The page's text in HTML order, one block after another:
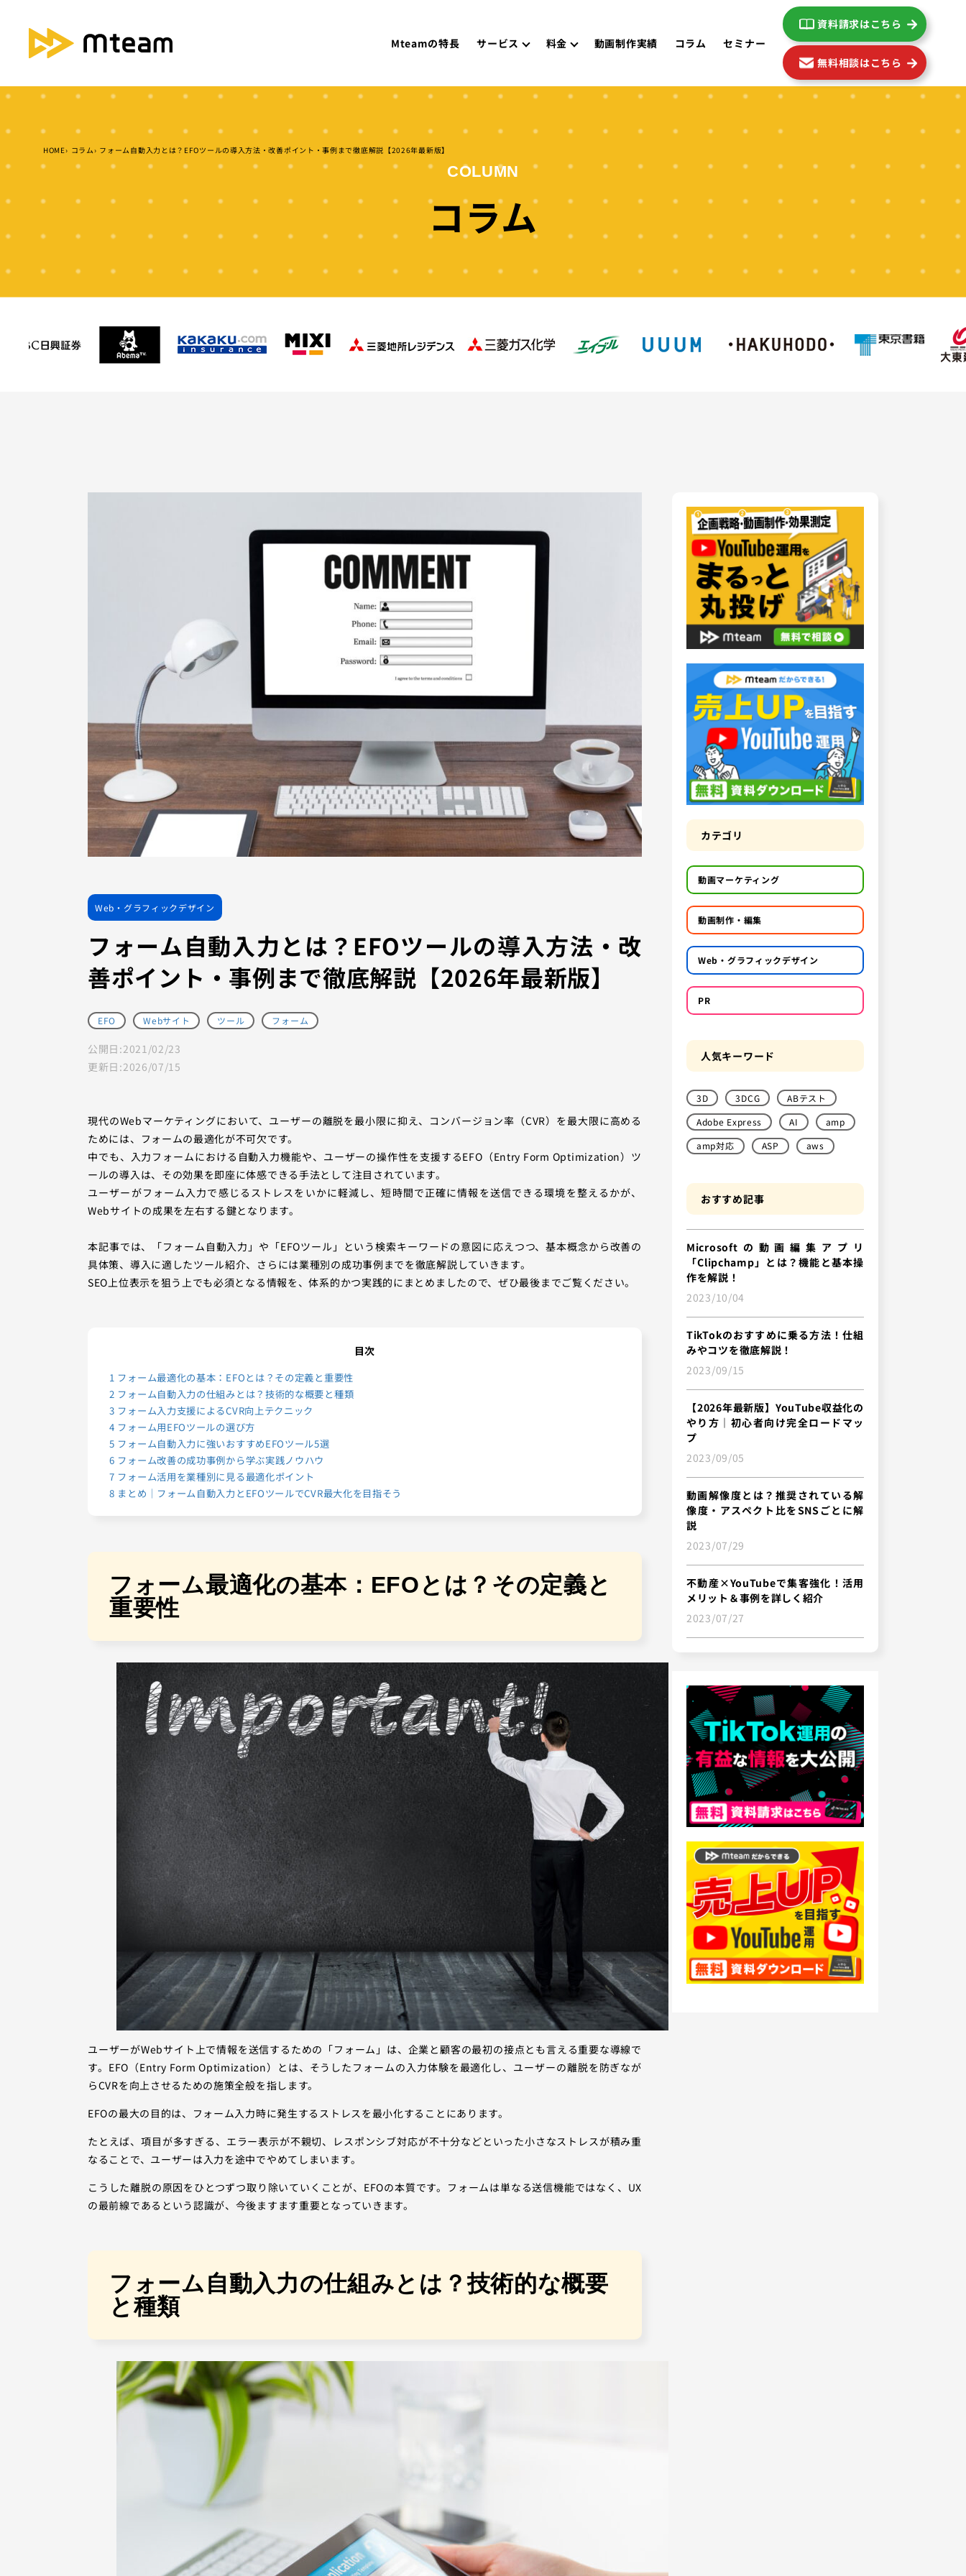
Mteamの特長 サービス 料金 動画制作実績 コラム セミナー
資料請求はこちら
無料相談はこちら
HOME コラム フォーム自動入力とは？EFOツールの導入方法・改善ポイント・事例まで徹底解説【2026年最新版】
COLUMN
コラム
Web・グラフィックデザイン
フォーム自動入力とは？EFOツールの導入方法・改
善ポイント・事例まで徹底解説【2026年最新版】
EFO Webサイト ツール フォーム
公開日:2021/02/23
更新日:2026/07/15
現代のWebマーケティングにおいて、ユーザーの離脱を最小限に抑え、コンバージョン率（CVR）を最大限に高める
ためには、フォームの最適化が不可欠です。
中でも、入力フォームにおける自動入力機能や、ユーザーの操作性を支援するEFO（Entry Form Optimization）ツ
ールの導入は、その効果を即座に体感できる手法として注目されています。
ユーザーがフォーム入力で感じるストレスをいかに軽減し、短時間で正確に情報を送信できる環境を整えるかが、
Webサイトの成果を左右する鍵となります。
本記事では、「フォーム自動入力」や「EFOツール」という検索キーワードの意図に応えつつ、基本概念から改善の
具体策、導入に適したツール紹介、さらには業種別の成功事例までを徹底解説していきます。
SEO上位表示を狙う上でも必須となる情報を、体系的かつ実践的にまとめましたので、ぜひ最後までご覧ください。
目次
1 フォーム最適化の基本：EFOとは？その定義と重要性
2 フォーム自動入力の仕組みとは？技術的な概要と種類
3 フォーム入力支援によるCVR向上テクニック
4 フォーム用EFOツールの選び方
5 フォーム自動入力に強いおすすめEFOツール5選
6 フォーム改善の成功事例から学ぶ実践ノウハウ
7 フォーム活用を業種別に見る最適化ポイント
8 まとめ｜フォーム自動入力とEFOツールでCVR最大化を目指そう
フォーム最適化の基本：EFOとは？その定義と
重要性
ユーザーがWebサイト上で情報を送信するための「フォーム」は、企業と顧客の最初の接点とも言える重要な導線で
す。EFO（Entry Form Optimization）とは、そうしたフォームの入力体験を最適化し、ユーザーの離脱を防ぎなが
らCVRを向上させるための施策全般を指します。
EFOの最大の目的は、フォーム入力時に発生するストレスを最小化することにあります。
たとえば、項目が多すぎる、エラー表示が不親切、レスポンシブ対応が不十分などといった小さなストレスが積み重
なることで、ユーザーは入力を途中でやめてしまいます。
こうした離脱の原因をひとつずつ取り除いていくことが、EFOの本質です。フォームは単なる送信機能ではなく、UX
の最前線であるという認識が、今後ますます重要となっていきます。
フォーム自動入力の仕組みとは？技術的な概要
と種類
カテゴリ
動画マーケティング
動画制作・編集
Web・グラフィックデザイン
PR
人気キーワード
3D 3DCG
ABテスト
Adobe Express
AI
amp
amp対応
ASP aws
おすすめ記事
Microsoftの動画編集アプリ
「Clipchamp」とは？機能と基本操
作を解説！
2023/10/04
TikTokのおすすめに乗る方法！仕組
みやコツを徹底解説！
2023/09/15
【2026年最新版】YouTube収益化の
やり方｜初心者向け完全ロードマッ
プ
2023/09/05
動画解像度とは？推奨されている解
像度・アスペクト比をSNSごとに解
説
2023/07/29
不動産×YouTubeで集客強化！活用
メリット＆事例を詳しく紹介
2023/07/27